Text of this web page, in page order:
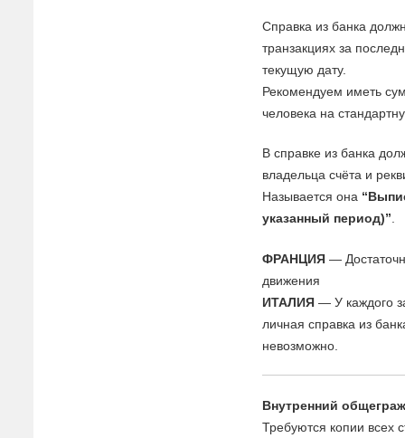
Справка из банка
транзакциях за
текущую дату.
Рекомендуем иметь
человека на
В справке из банка
владельца счёта и
Называется она
указанный период)”.
ФРАНЦИЯ —
движения
ИТАЛИЯ — У каждого
личная справка из
невозможно.
Внутренний
Требуются копии всех